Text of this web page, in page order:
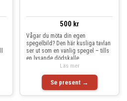
500 kr
Vågar du möta din egen
spegelbild? Den här kusliga tavlan
ser ut som en vanlig spegel – tills
en lysande dödskalle
Se present →
Läs mer